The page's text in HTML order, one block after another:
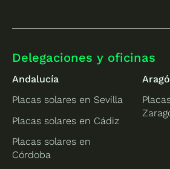
Delegaciones y oficinas
Andalucía
Placas solares en Sevilla
Placas solares en Cádiz
Placas solares en
Córdoba